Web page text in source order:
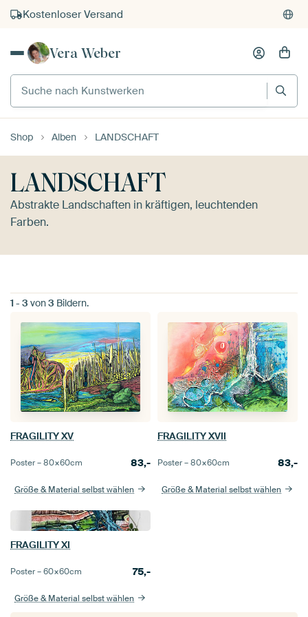
Kostenloser Versand
Kauf auf Rechnung
Vera Weber
Suche nach Kunstwerken
Shop Alben LANDSCHAFT
LANDSCHAFT
Abstrakte Landschaften in kräftigen, leuchtenden
Farben.
1 - 3 von3 Bildern.
FRAGILITY XV
Poster –80×60cm 83,-
Größe & Material selbst wählen
FRAGILITY XVII
Poster –80×60cm 83,-
Größe & Material selbst wählen
FRAGILITY XI
Poster –60×60cm 75,-
Größe & Material selbst wählen